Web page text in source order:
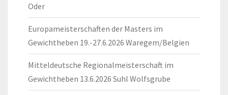
Oder
Europameisterschaften der Masters im
Gewichtheben 19.-27.6.2026 Waregem/Belgien
Mitteldeutsche Regionalmeisterschaft im
Gewichtheben 13.6.2026 Suhl Wolfsgrube